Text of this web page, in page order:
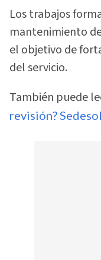
Los trabajos
mantenimiento
el objetivo de
del servicio.
También puede
revisión?